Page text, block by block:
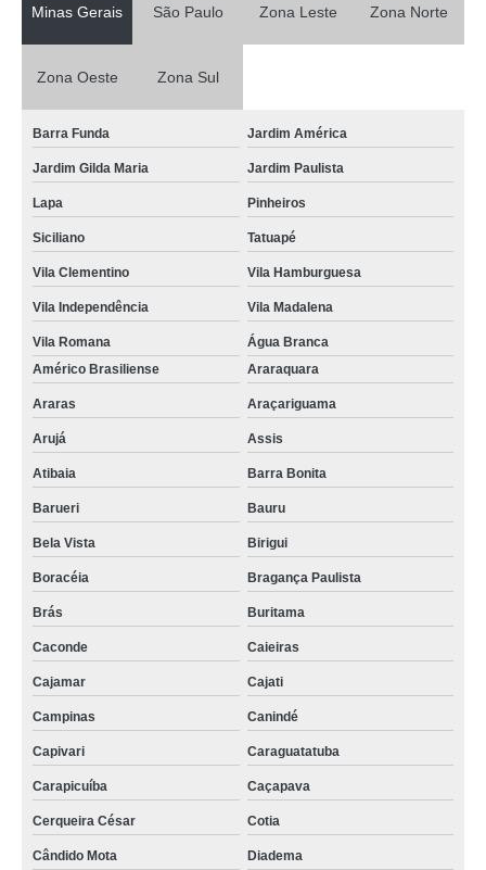
Minas Gerais São Paulo Zona Leste Zona Norte
Zona Oeste Zona Sul
Barra Funda Jardim América
Jardim Gilda Maria Jardim Paulista
Lapa Pinheiros
Siciliano Tatuapé
Vila Clementino Vila Hamburguesa
Vila Independência Vila Madalena
Vila Romana
Água Branca
Américo Brasiliense
Araraquara
Araras Araçariguama
Arujá Assis
Atibaia Barra Bonita
Barueri Bauru
Bela Vista Birigui
Boracéia Bragança Paulista
Brás Buritama
Caconde Caieiras
Cajamar Cajati
Campinas Canindé
Capivari Caraguatatuba
Carapicuíba Caçapava
Cerqueira César Cotia
Cândido Mota Diadema